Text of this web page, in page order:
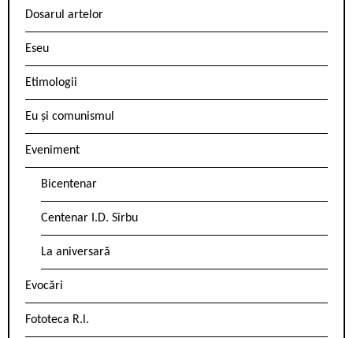
Dosarul artelor
Eseu
Etimologii
Eu și comunismul
Eveniment
Bicentenar
Centenar I.D. Sîrbu
La aniversară
Evocări
Fototeca R.l.